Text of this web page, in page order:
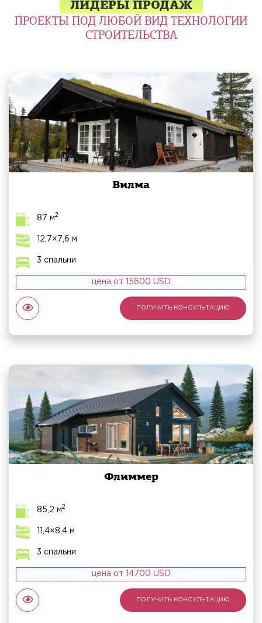
ЛИДЕРЫ ПРОДАЖ
ПРОЕКТЫ ПОД ЛЮБОЙ ВИД ТЕХНОЛОГИИ
СТРОИТЕЛЬСТВА
Вилма
87 м2
12,7×7,6 м
3 спальни
цена от 15600 USD
ПОЛУЧИТЬ КОНСУЛЬТАЦИЮ
Флиммер
85,2 м2
11,4×8,4 м
3 спальни
цена от 14700 USD
ПОЛУЧИТЬ КОНСУЛЬТАЦИЮ